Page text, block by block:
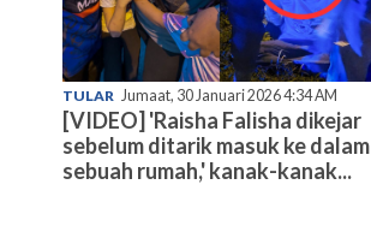
TULAR Jumaat, 30 Januari 2026 4:34 AM
[VIDEO] 'Raisha Falisha dikejar
sebelum ditarik masuk ke dalam
sebuah rumah,' kanak-kanak...